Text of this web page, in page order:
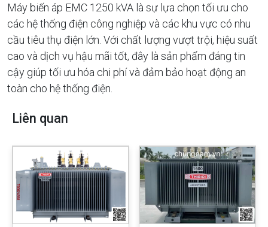
Máy biến áp EMC 1250 kVA là sự lựa chọn tối ưu cho
các hệ thống điện công nghiệp và các khu vực có nhu
cầu tiêu thụ điện lớn. Với chất lượng vượt trội, hiệu suất
cao và dịch vụ hậu mãi tốt, đây là sản phẩm đáng tin
cậy giúp tối ưu hóa chi phí và đảm bảo hoạt động an
toàn cho hệ thống điện.
Liên quan